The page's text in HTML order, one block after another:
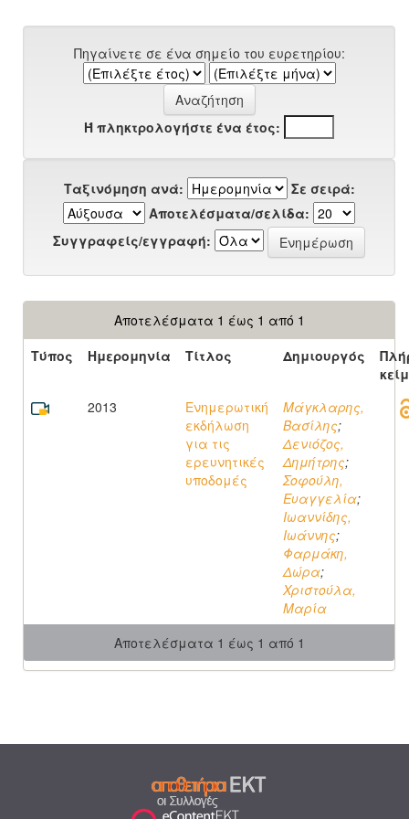
Πηγαίνετε σε ένα σημείο του ευρετηρίου:
Ή πληκτρολογήστε ένα έτος:
Ταξινόμηση ανά:
Σε σειρά:
Αποτελέσματα/σελίδα:
Συγγραφείς/εγγραφή:
Αποτελέσματα 1 έως 1 από 1
Τύπος
Ημερομηνία Τίτλος Δημιουργός
2013
Ενημερωτική
εκδήλωση
για τις
ερευνητικές
υποδομές
Μάγκλαρης,
Βασίλης;
Δενιόζος,
Δημήτρης;
Σοφούλη,
Ευαγγελία;
Ιωαννίδης,
Ιωάννης;
Φαρμάκη,
Δώρα;
Χριστούλα,
Μαρία
Αποτελέσματα 1 έως 1 από 1